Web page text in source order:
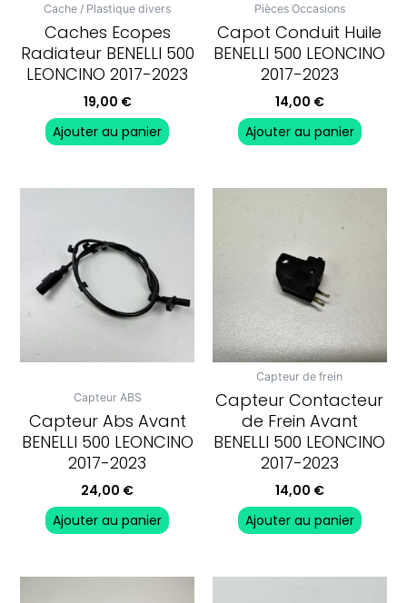
Cache / Plastique divers
Caches Ecopes
Radiateur BENELLI 500
LEONCINO 2017-2023
19,00 €
Ajouter au panier
Pièces Occasions
Capot Conduit Huile
BENELLI 500 LEONCINO
2017-2023
14,00 €
Ajouter au panier
Capteur ABS
Capteur Abs Avant
BENELLI 500 LEONCINO
2017-2023
24,00 €
Ajouter au panier
Capteur de frein
Capteur Contacteur
de Frein Avant
BENELLI 500 LEONCINO
2017-2023
14,00 €
Ajouter au panier